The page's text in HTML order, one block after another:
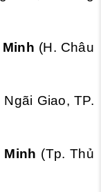
(H. Châu
Giao, TP.
Minh (Tp. Thủ